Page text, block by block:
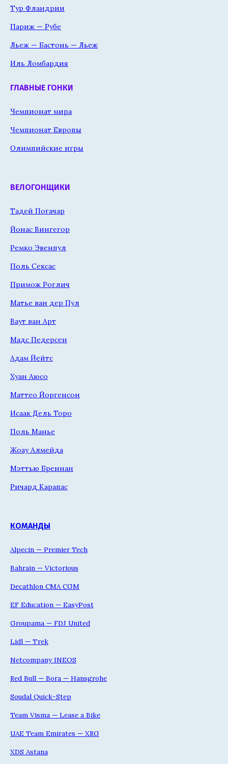
Тур Фландрии
Париж — Рубе
Льеж — Бастонь — Льеж
Иль Ломбардия
ГЛАВНЫЕ ГОНКИ
Чемпионат мира
Чемпионат Европы
Олимпийские игры
ВЕЛОГОНЩИКИ
Тадей Погачар
Йонас Вингегор
Ремко Эвенпул
Поль Сексас
Примож Роглич
Матье ван дер Пул
Ваут ван Арт
Мадс Педерсен
Адам Йейтс
Хуан Аюсо
Маттео Йоргенсон
Исаак Дель Торо
Поль Манье
Жоау Алмейда
Мэттью Бреннан
Ричард Карапас
КОМАНДЫ
Alpecin — Premier Tech
Bahrain — Victorious
Decathlon CMA CGM
EF Education — EasyPost
Groupama — FDJ United
Lidl — Trek
Netcompany INEOS
Red Bull — Bora — Hansgrohe
Soudal Quick-Step
Team Visma — Lease a Bike
UAE Team Emirates — XRG
XDS Astana